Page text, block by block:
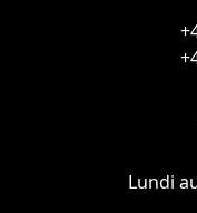
Lundi